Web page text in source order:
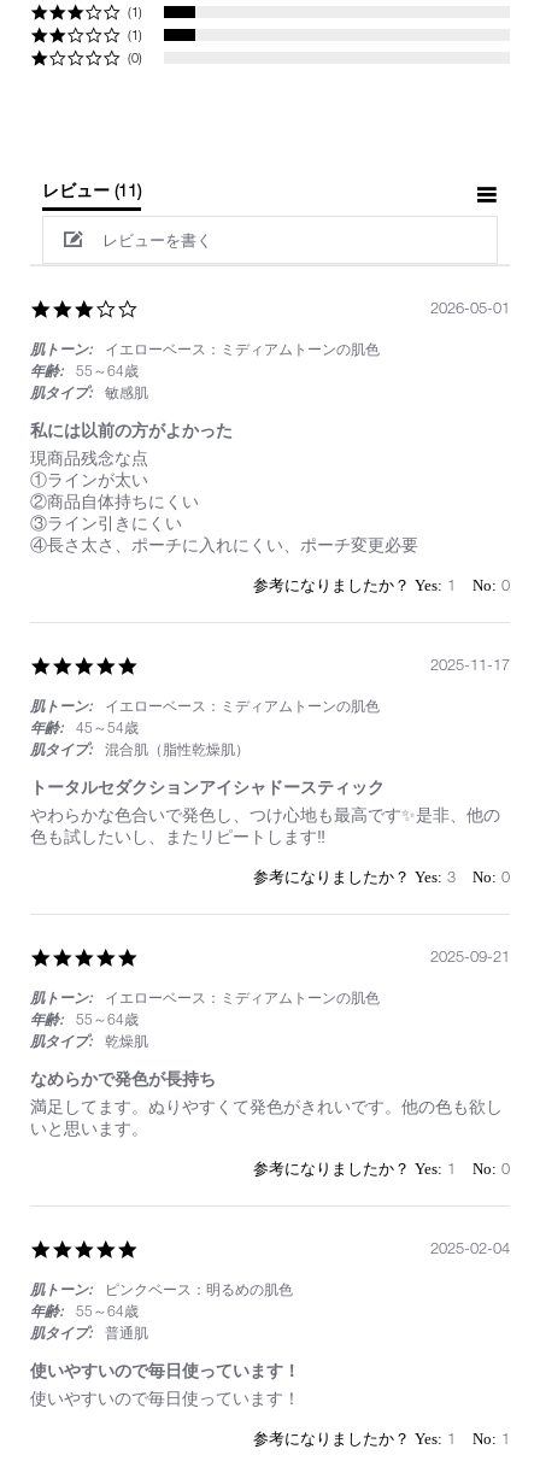
(1)
(1)
(0)
レビュー (11)
レビューを書く
rating
肌トーン:
イエローベース：ミディアムトーンの肌色
年齢:
55～64歳
肌タイプ:
敏感肌
私には以前の方がよかった
Review
by
on
1
May
2026
review
stating
私
に
は
以
方
よ
か
っ
た
現商品残念な点
①ラインが太い
②商品自体持ちにくい
③ライン引きにくい
④長さ太さ、ポーチに入れにくい、ポーチ変更必要
2026-05-01
1 0
rating
肌トーン:
イエローベース：ミディアムトーンの肌色
年齢:
45～54歳
肌タイプ:
混合肌（脂性乾燥肌）
トータルセダクションアイシャドースティック
Review
by
2025
review
stating
ル
ダ
シ
ョ
ン
イ
シ
ャ
ド
テ
ッ
ク
やわらかな色合いで発色し、つけ心地も最高です✨是非、他の
色も試したいし、またリピートします‼️
2025-11-17
3 0
rating
肌トーン:
イエローベース：ミディアムトーンの肌色
年齢:
55～64歳
肌タイプ:
乾燥肌
なめらかで発色が長持ち
Review
by
2025
review
stating
か
発
が
長
持
満足してます。ぬりやすくて発色がきれいです。他の色も欲し
いと思います。
2025-09-21
1 0
rating
肌トーン:
ピンクベース：明るめの肌色
年齢:
55～64歳
肌タイプ:
普通肌
使いやすいので毎日使っています！
Review
review
使いやすいので毎日使っています！
2025-02-04
1 1